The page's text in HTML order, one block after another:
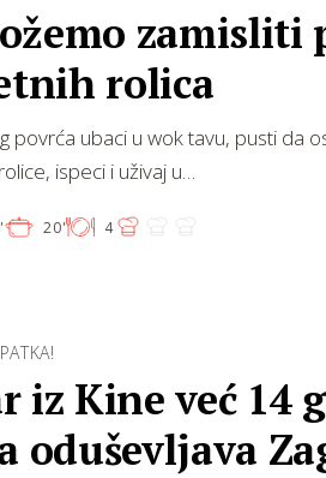
zamisliti
rolica
povrća ubaci u wok tavu, pusti da
ispeci i uživaj u…
20' 4
iz Kine već 14
oduševljava